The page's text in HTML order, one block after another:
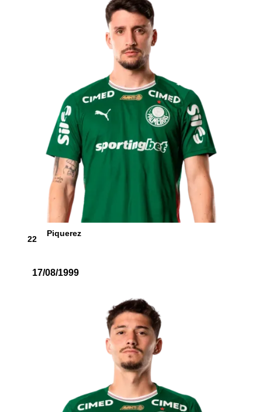
22
Piquerez
17/08/1999